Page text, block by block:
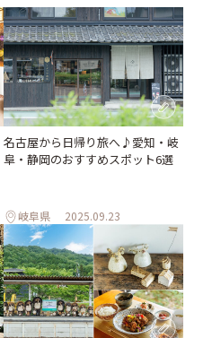
名古屋から日帰り旅へ♪愛知・岐
阜・静岡のおすすめスポット6選
岐阜県 2025.09.23